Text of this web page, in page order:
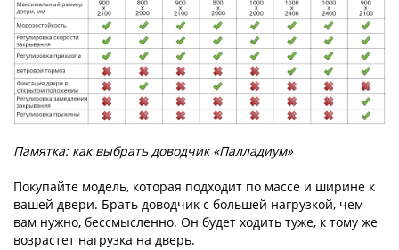
Памятка: как выбрать доводчик «Палладиум»
Покупайте модель, которая подходит по массе и ширине к
вашей двери. Брать доводчик с большей нагрузкой, чем
вам нужно, бессмысленно. Он будет ходить туже, к тому же
возрастет нагрузка на дверь.